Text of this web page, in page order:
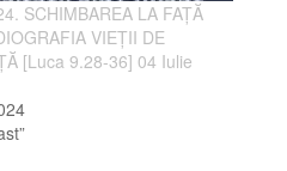
SCHIMBAREA LA FAȚĂ
VIEȚII DE
[Luca 9.28-36] 04 Iulie